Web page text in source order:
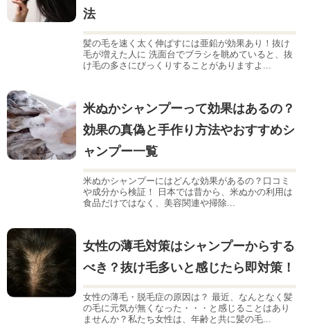
法
髪の毛を速く太く伸ばすには亜鉛が効果あり！抜け
毛が増えた人に 洗面台でブラシを眺めていると、抜
け毛の多さにびっくりすることがありますよ...
米ぬかシャンプーって効果はあるの？
効果の真偽と手作り方法やおすすめシ
ャンプー一覧
米ぬかシャンプーにはどんな効果があるの？口コミ
や成分から検証！ 日本では昔から、米ぬかの利用は
食品だけではなく、美容関連や掃除...
女性の薄毛対策はシャンプーからする
べき？抜け毛多いと感じたら即対策！
女性の薄毛・脱毛症の原因は？ 最近、なんとなく髪
の毛に元気が無くなった・・・と感じることはあり
ませんか？私たち女性は、年齢と共に髪の毛...